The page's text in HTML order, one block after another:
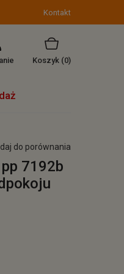
Kontakt
Koszyk (0)
do porównania
7192b